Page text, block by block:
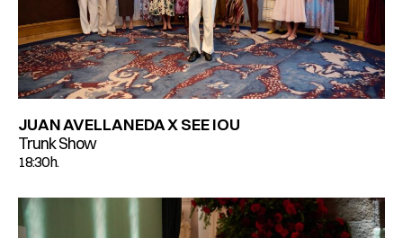
JUAN AVELLANEDA X SEE IOU
Trunk Show
18:30 h.